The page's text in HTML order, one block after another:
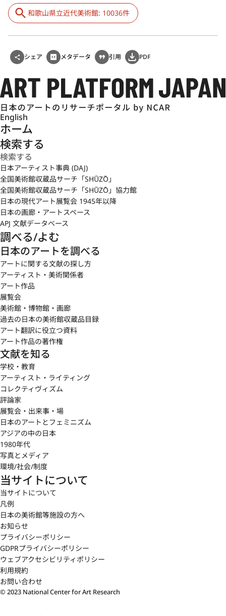
和歌山県立近代美術館: 10036件
シェア メタデータ 引用 PDF
English
ホーム
検索する
日本アーティスト事典 (DAJ)
全国美術館収蔵品サーチ「SHŪZŌ」
全国美術館収蔵品サーチ「SHŪZŌ」協力館
日本の現代アート展覧会 1945年以降
日本の画廊・アートスペース
APJ 文献データベース
調べる/よむ
日本のアートを調べる
アートに関する文献の探し方
アーティスト・美術関係者
アート作品
展覧会
美術館・博物館・画廊
過去の日本の美術館収蔵品目録
アート翻訳に役立つ資料
アート作品の著作権
文献を知る
学校・教育
アーティスト・ライティング
コレクティヴィズム
評論家
展覧会・出来事・場
日本のアートとフェミニズム
アジアの中の日本
1980年代
写真とメディア
環境/社会/制度
当サイトについて
当サイトについて
凡例
日本の美術館等施設の方へ
お知らせ
プライバシーポリシー
GDPRプライバシーポリシー
ウェブアクセシビリティポリシー
利用規約
お問い合わせ
© 2023 National Center for Art Research